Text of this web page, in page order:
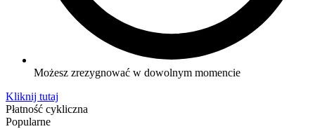
Możesz zrezygnować w dowolnym momencie
Kliknij tutaj
Płatność cykliczna
Popularne